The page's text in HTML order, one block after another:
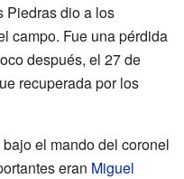
Piedras dio a los
campo. Fue una pérdida
después, el 27 de
recuperada por los
el mando del coronel
eran Miguel